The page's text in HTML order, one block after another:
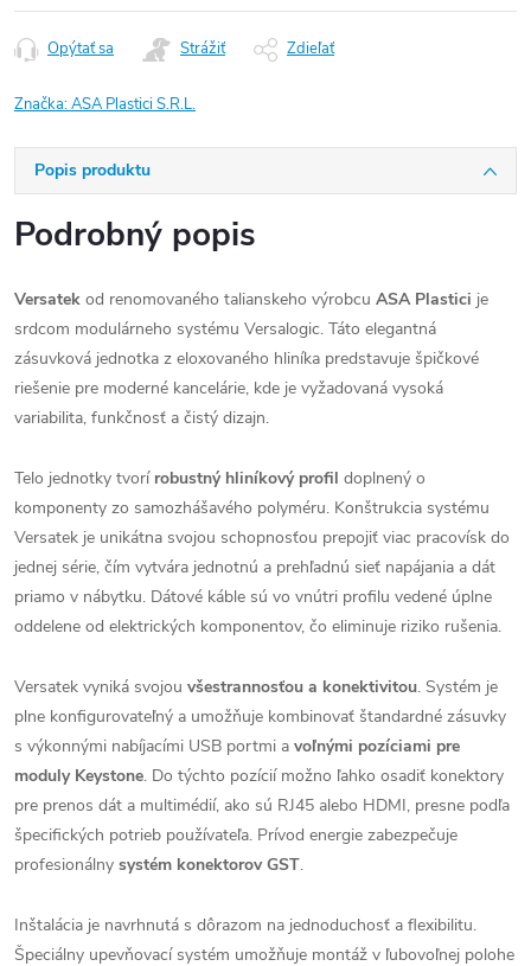
Opýtať sa Strážiť Zdieľať
Značka:ASA Plastici S.R.L.
Popis produktu
Podrobný popis
Versatek od renomovaného talianskeho výrobcu ASA Plastici je
srdcom modulárneho systému Versalogic. Táto elegantná
zásuvková jednotka z eloxovaného hliníka predstavuje špičkové
riešenie pre moderné kancelárie, kde je vyžadovaná vysoká
variabilita, funkčnosť a čistý dizajn.
Telo jednotky tvorí robustný hliníkový profil doplnený o
komponenty zo samozhášavého polyméru. Konštrukcia systému
Versatek je unikátna svojou schopnosťou prepojiť viac pracovísk do
jednej série, čím vytvára jednotnú a prehľadnú sieť napájania a dát
priamo v nábytku. Dátové káble sú vo vnútri profilu vedené úplne
oddelene od elektrických komponentov, čo eliminuje riziko rušenia.
Versatek vyniká svojou všestrannosťou a konektivitou. Systém je
plne konfigurovateľný a umožňuje kombinovať štandardné zásuvky
s výkonnými nabíjacími USB portmi a voľnými pozíciami pre
moduly Keystone. Do týchto pozícií možno ľahko osadiť konektory
pre prenos dát a multimédií, ako sú RJ45 alebo HDMI, presne podľa
špecifických potrieb používateľa. Prívod energie zabezpečuje
profesionálny systém konektorov GST.
Inštalácia je navrhnutá s dôrazom na jednoduchosť a flexibilitu.
Špeciálny upevňovací systém umožňuje montáž v ľubovoľnej polohe